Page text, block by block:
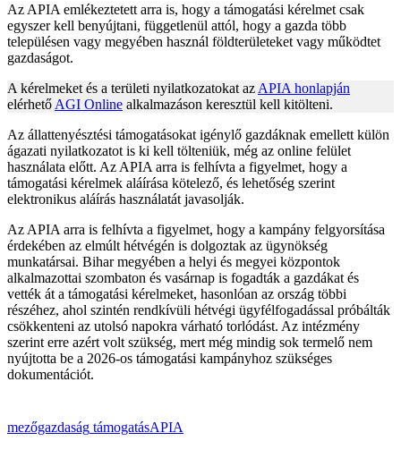
Az APIA emlékeztetett arra is, hogy a támogatási kérelmet csak
egyszer kell benyújtani, függetlenül attól, hogy a gazda több
településen vagy megyében használ földterületeket vagy működtet
gazdaságot.
A kérelmeket és a területi nyilatkozatokat az APIA honlapján
elérhető AGI Online alkalmazáson keresztül kell kitölteni.
Az állattenyésztési támogatásokat igénylő gazdáknak emellett külön
ágazati nyilatkozatot is ki kell tölteniük, még az online felület
használata előtt. Az APIA arra is felhívta a figyelmet, hogy a
támogatási kérelmek aláírása kötelező, és lehetőség szerint
elektronikus aláírás használatát javasolják.
Az APIA arra is felhívta a figyelmet, hogy a kampány felgyorsítása
érdekében az elmúlt hétvégén is dolgoztak az ügynökség
munkatársai. Bihar megyében a helyi és megyei központok
alkalmazottai szombaton és vasárnap is fogadták a gazdákat és
vették át a támogatási kérelmeket, hasonlóan az ország többi
részéhez, ahol szintén rendkívüli hétvégi ügyfélfogadással próbálták
csökkenteni az utolsó napokra várható torlódást. Az intézmény
szerint erre azért volt szükség, mert még mindig sok termelő nem
nyújtotta be a 2026-os támogatási kampányhoz szükséges
dokumentációt.
mezőgazdaság támogatásAPIA